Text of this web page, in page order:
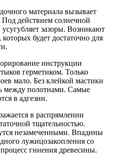
материала вызывает
действием солнечной
зазоры. Возникают
будет достаточно для
инструкции
герметиком. Только
мало. Без клейкой мастики
между полотнами. Самые
в адгезии.
в распрямлении
тщательностью.
незамеченными. Впадины
лужицозакопления со
гниения древесины.